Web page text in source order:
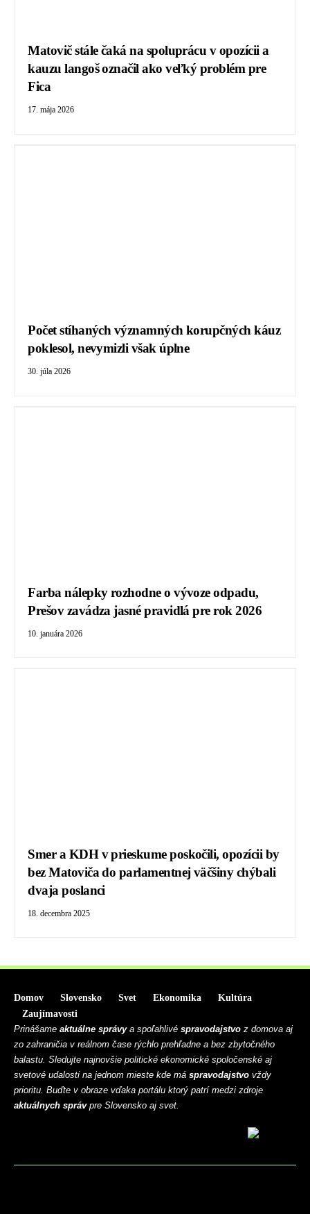
Matovič stále čaká na spoluprácu v opozícii a
kauzu langoš označil ako veľký problém pre
Fica
17. mája 2026
Počet stíhaných významných korupčných káuz
poklesol, nevymizli však úplne
30. júla 2026
Farba nálepky rozhodne o vývoze odpadu,
Prešov zavádza jasné pravidlá pre rok 2026
10. januára 2026
Smer a KDH v prieskume poskočili, opozícii by
bez Matoviča do parlamentnej väčšiny chýbali
dvaja poslanci
18. decembra 2025
Domov Slovensko Svet Ekonomika
Kultúra
Zaujímavosti
Prinášame aktuálne správya spoľahlivé spravodajstvo z domova aj
zo zahraničia v reálnom čase rýchlo prehľadne a bez zbytočného
balastu. Sledujte najnovšie politické ekonomické spoločenské aj
svetové udalosti na jednom mieste kde má spravodajstvo vždy
prioritu. Buďte v obraze vďaka portálu ktorý patrí medzi zdroje
aktuálnych správpre Slovensko aj svet.